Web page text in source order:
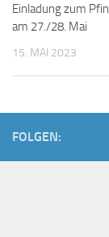
Einladung zum
am 27./28. Mai
15. MAI 2023
FOLGEN: